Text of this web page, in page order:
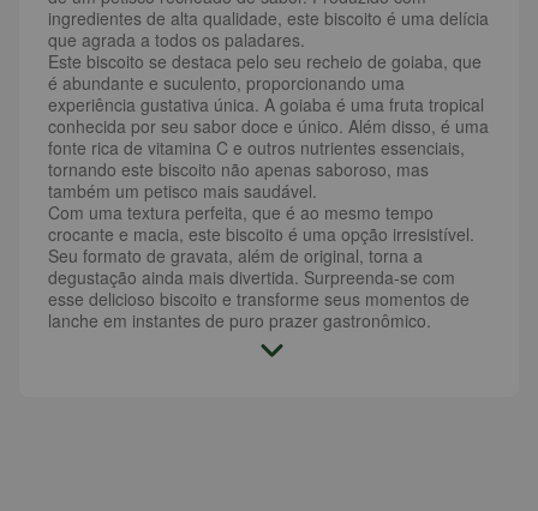
ingredientes de alta qualidade, este biscoito é uma delícia
que agrada a todos os paladares.
Este biscoito se destaca pelo seu recheio de goiaba, que
é abundante e suculento, proporcionando uma
experiência gustativa única. A goiaba é uma fruta tropical
conhecida por seu sabor doce e único. Além disso, é uma
fonte rica de vitamina C e outros nutrientes essenciais,
tornando este biscoito não apenas saboroso, mas
também um petisco mais saudável.
Com uma textura perfeita, que é ao mesmo tempo
crocante e macia, este biscoito é uma opção irresistível.
Seu formato de gravata, além de original, torna a
degustação ainda mais divertida. Surpreenda-se com
esse delicioso biscoito e transforme seus momentos de
lanche em instantes de puro prazer gastronômico.